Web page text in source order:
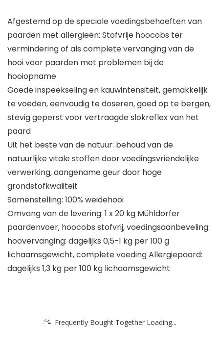
Afgestemd op de speciale voedingsbehoeften van
paarden met allergieën: Stofvrije hoocobs ter
vermindering of als complete vervanging van de
hooi voor paarden met problemen bij de
hooiopname
Goede inspeekseling en kauwintensiteit, gemakkelijk
te voeden, eenvoudig te doseren, goed op te bergen,
stevig geperst voor vertraagde slokreflex van het
paard
Uit het beste van de natuur: behoud van de
natuurlijke vitale stoffen door voedingsvriendelijke
verwerking, aangename geur door hoge
grondstofkwaliteit
Samenstelling: 100% weidehooi
Omvang van de levering: 1 x 20 kg Mühldorfer
paardenvoer, hoocobs stofvrij, voedingsaanbeveling:
hoovervanging: dagelijks 0,5-1 kg per 100 g
lichaamsgewicht, complete voeding Allergiepaard:
dagelijks 1,3 kg per 100 kg lichaamsgewicht
Frequently Bought Together Loading...